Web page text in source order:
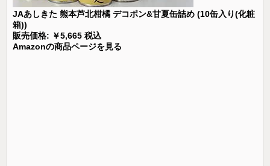
JAあしきた 熊本芦北柑橘 デコポン&甘夏缶詰め (10缶入り(化粧
箱))
販売価格: ￥5,665 税込
Amazonの商品ページを見る